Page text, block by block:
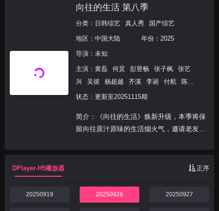
向往的生活 第八季
分类： 日韩综艺 真人秀 国产综艺
地区： 中国大陆 年份： 2025
导演：未知
主演： 黄磊 何炅 彭昱畅 张子枫
张艺
兴
吴彼 杨超越 齐溪 李诞 付航
陈
赫
谭松韵 高瀚宇 马嘉祺
状态：更新至20251115期
简介：《向往的生活》焕新升级，本季将保
留向往原汁原味的生活烟火气，邀请老友新
时将原来种玉米等农业主线升级为黄磊和何
炅坚持了20年的事情上——戏剧，来到乌镇
DPlayer-H5播放器 正序
20250919 20250926 20250927